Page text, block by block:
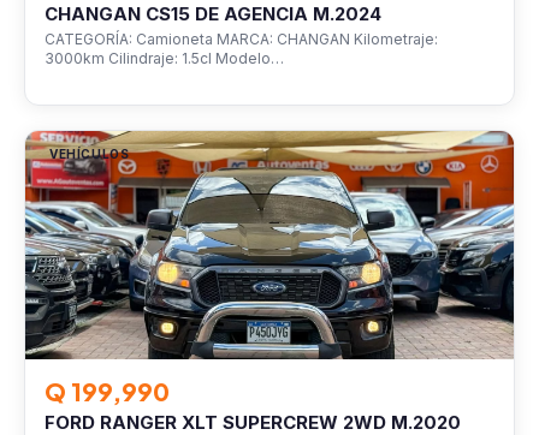
CHANGAN CS15 DE AGENCIA M.2024
CATEGORÍA: Camioneta MARCA: CHANGAN Kilometraje:
3000km Cilindraje: 1.5cl Modelo…
VEHÍCULOS
Q 199,990
FORD RANGER XLT SUPERCREW 2WD M.2020